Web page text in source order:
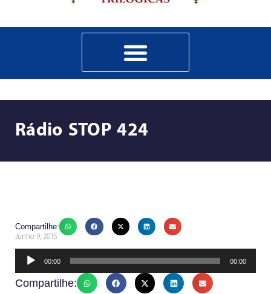
Rádio STOP 424
Compartilhe:
Junho 9, 2015
Tocador
áudio
00:00 00:00
Compartilhe: